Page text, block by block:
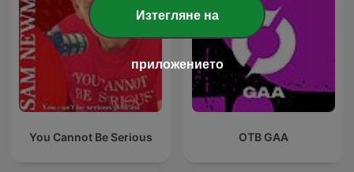
You Cannot Be Serious OTB GAA
Изтегляне на
приложението